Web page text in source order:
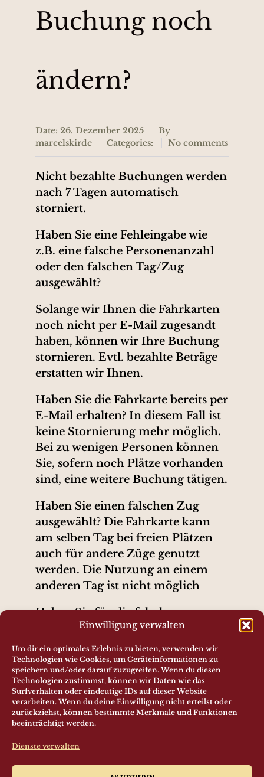
Einwilligung verwalten
Um dir ein optimales Erlebnis zu bieten, verwenden wir
Technologien wie Cookies, um Geräteinformationen zu
speichern und/oder darauf zuzugreifen. Wenn du diesen
Technologien zustimmst, können wir Daten wie das
Surfverhalten oder eindeutige IDs auf dieser Website
verarbeiten. Wenn du deine Einwilligung nicht erteilst oder
zurückziehst, können bestimmte Merkmale und Funktionen
beeinträchtigt werden.
Dienste verwalten
Buchung noch
ändern?
Date: 26. Dezember 2025
By
marcelskirde
Categories: No comments
Nicht bezahlte Buchungen werden
nach 7 Tagen automatisch
storniert.
Haben Sie eine Fehleingabe wie
z.B. eine falsche Personenanzahl
oder den falschen Tag/Zug
ausgewählt?
Solange wir Ihnen die Fahrkarten
noch nicht per E-Mail zugesandt
haben, können wir Ihre Buchung
stornieren. Evtl. bezahlte Beträge
erstatten wir Ihnen.
Haben Sie die Fahrkarte bereits per
E-Mail erhalten? In diesem Fall ist
keine Stornierung mehr möglich.
Bei zu wenigen Personen können
Sie, sofern noch Plätze vorhanden
sind, eine weitere Buchung tätigen.
Haben Sie einen falschen Zug
ausgewählt? Die Fahrkarte kann
am selben Tag bei freien Plätzen
auch für andere Züge genutzt
werden. Die Nutzung an einem
anderen Tag ist nicht möglich
Haben Sie für die falsche
Personenanzahl oder falsche
Preiskategorien
(Erwachsener/Kind) gebucht? Ein
Erwachsenenfahrschein kann
auch für ein Kind genutzt werden.
Ein Kinderfahrschein kann nicht
zu einem Erwachsenen aufgezahlt
werden. Bitte buchen Sie erneut